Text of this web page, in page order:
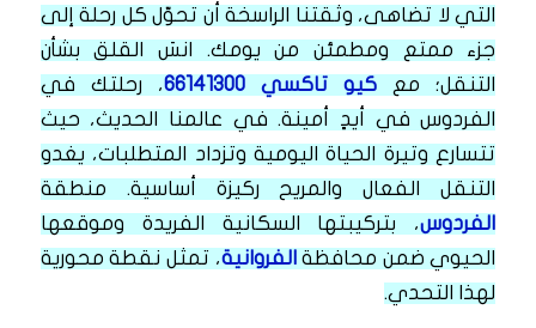
التي لا تضاهى، وثقتنا الراسخة أن تحوّل كل رحلة إلى
جزء ممتع ومطمئن من يومك. انسَ القلق بشأن
التنقل؛ مع كيو تاكسي 66141300
، رحلتك في
الفردوس في أيدٍ أمينة. في عالمنا الحديث، حيث
تتسارع وتيرة الحياة اليومية وتزداد المتطلبات، يغدو
التنقل الفعال والمريح ركيزة أساسية. منطقة
الفردوس، بتركيبتها السكانية الفريدة وموقعها
الحيوي ضمن محافظة الفروانية، تمثل نقطة محورية
لهذا التحدي.